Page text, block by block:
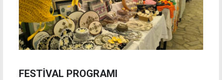
FESTİVAL PROGRAMI